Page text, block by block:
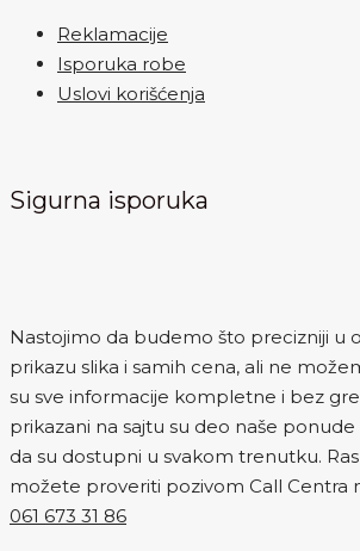
Reklamacije
Isporuka robe
Uslovi korišćenja
Sigurna isporuka
Nastojimo da budemo što precizniji u
prikazu slika i samih cena, ali ne
su sve informacije kompletne i bez
prikazani na sajtu su deo naše
da su dostupni u svakom trenutku.
možete proveriti pozivom Call Centra
061 673 31 86